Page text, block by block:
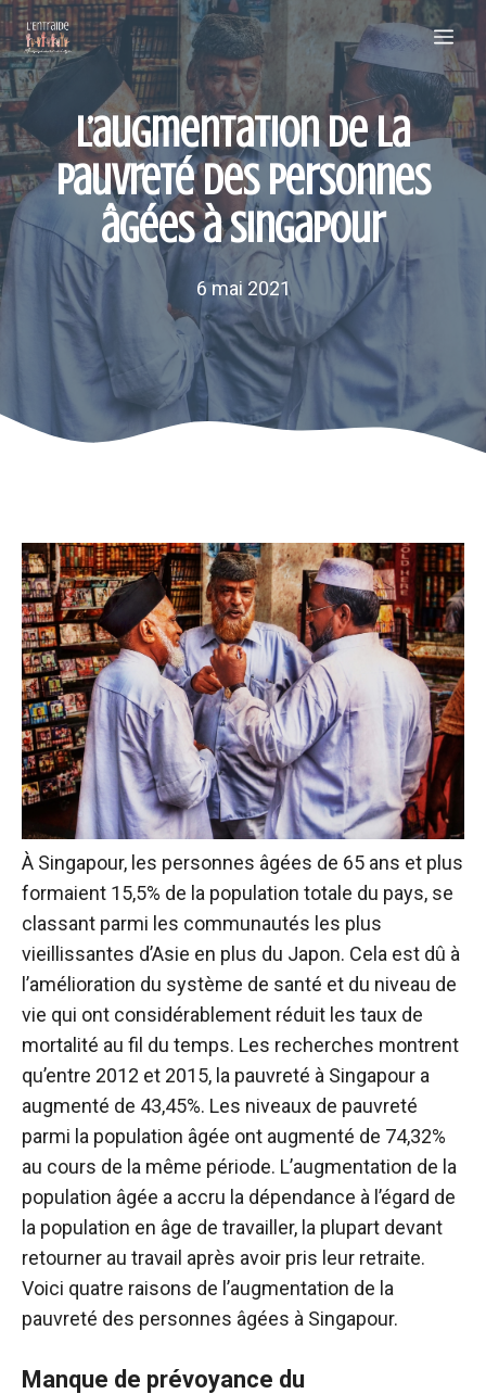
Aller
au
contenu
L’augmentation de la
pauvreté des personnes
âgées à Singapour
6 mai 2021
À Singapour, les personnes âgées de 65 ans et plus
formaient 15,5% de la population totale du pays, se
classant parmi les communautés les plus
vieillissantes d’Asie en plus du Japon. Cela est dû à
l’amélioration du système de santé et du niveau de
vie qui ont considérablement réduit les taux de
mortalité au fil du temps. Les recherches montrent
qu’entre 2012 et 2015, la pauvreté à Singapour a
augmenté de 43,45%. Les niveaux de pauvreté
parmi la population âgée ont augmenté de 74,32%
au cours de la même période. L’augmentation de la
population âgée a accru la dépendance à l’égard de
la population en âge de travailler, la plupart devant
retourner au travail après avoir pris leur retraite.
Voici quatre raisons de l’augmentation de la
pauvreté des personnes âgées à Singapour.
Manque de prévoyance du